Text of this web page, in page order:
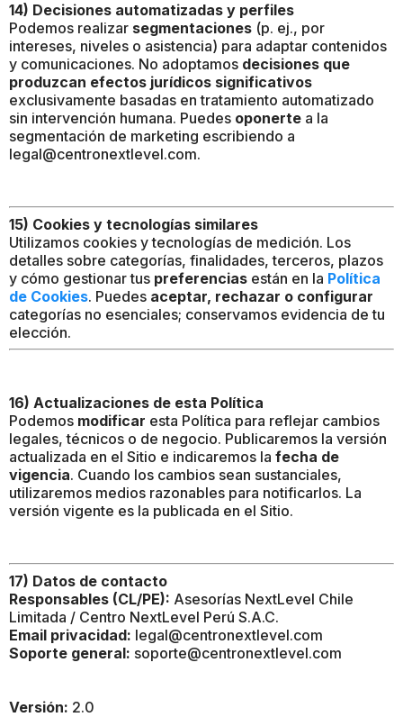
14) Decisiones automatizadas y perfiles
Podemos realizar segmentaciones (p. ej., por
intereses, niveles o asistencia) para adaptar contenidos
y comunicaciones. No adoptamos decisiones que
produzcan efectos jurídicos significativos
exclusivamente basadas en tratamiento automatizado
sin intervención humana. Puedes oponerte a la
segmentación de marketing escribiendo a
legal@centronextlevel.com.
15) Cookies y tecnologías similares
Utilizamos cookies y tecnologías de medición. Los
detalles sobre categorías, finalidades, terceros, plazos
y cómo gestionar tus preferencias están en la Política
de Cookies. Puedes aceptar, rechazar o configurar
categorías no esenciales; conservamos evidencia de tu
elección.
16) Actualizaciones de esta Política
Podemos modificar esta Política para reflejar cambios
legales, técnicos o de negocio. Publicaremos la versión
actualizada en el Sitio e indicaremos la fecha de
vigencia. Cuando los cambios sean sustanciales,
utilizaremos medios razonables para notificarlos. La
versión vigente es la publicada en el Sitio.
17) Datos de contacto
Responsables (CL/PE): Asesorías NextLevel Chile
Limitada / Centro NextLevel Perú S.A.C.
Email privacidad: legal@centronextlevel.com
Soporte general: soporte@centronextlevel.com
Versión: 2.0